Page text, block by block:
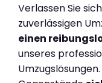
Verlassen Sie
zuverlässigen
einen
unseres